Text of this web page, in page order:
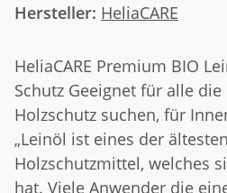
Hersteller: HeliaCARE
HeliaCARE Premium BIO
Schutz Geeignet für alle die
Holzschutz suchen, für
„Leinöl ist eines der
Holzschutzmittel, welches
hat. Viele Anwender die